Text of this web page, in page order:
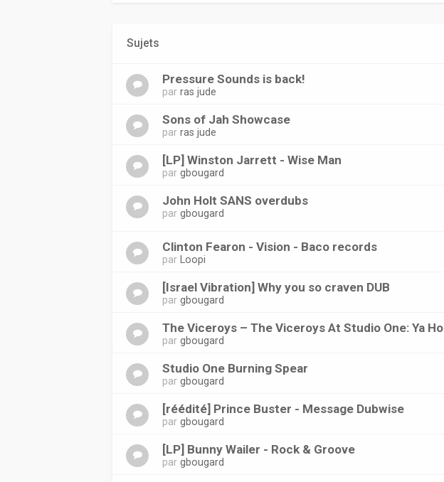
Sujets
Pressure Sounds is back!
parras jude
Sons of Jah Showcase
parras jude
[LP] Winston Jarrett - Wise Man
pargbougard
John Holt SANS overdubs
pargbougard
Clinton Fearon - Vision - Baco records
par Loopi
[Israel Vibration] Why you so craven DUB
pargbougard
The Viceroys ‎– The Viceroys At Studio One: Ya Ho
pargbougard
Studio One Burning Spear
pargbougard
[réédité] Prince Buster - Message Dubwise
pargbougard
[LP] Bunny Wailer - Rock & Groove
pargbougard